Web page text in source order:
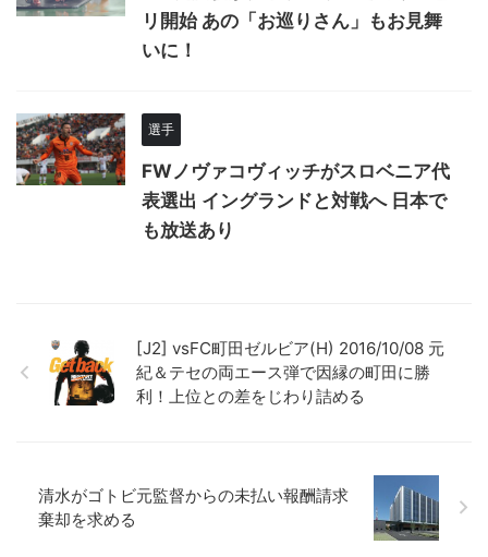
リ開始 あの「お巡りさん」もお見舞
いに！
選手
FWノヴァコヴィッチがスロベニア代
表選出 イングランドと対戦へ 日本で
も放送あり
[J2] vsFC町田ゼルビア(H) 2016/10/08 元
紀＆テセの両エース弾で因縁の町田に勝
利！上位との差をじわり詰める
清水がゴトビ元監督からの未払い報酬請求
棄却を求める